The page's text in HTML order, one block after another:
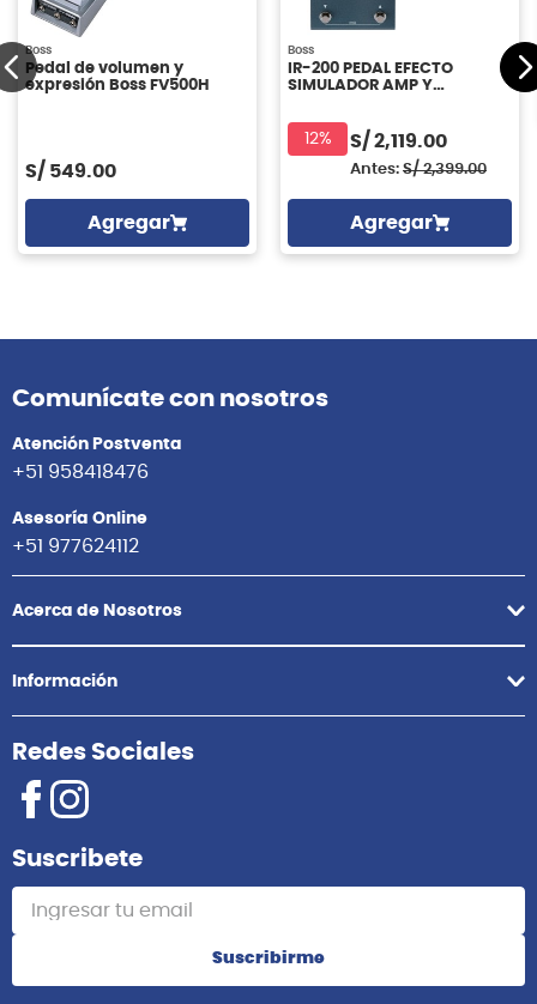
Boss
Pedal de volumen y
expresión Boss FV500H
S/ 549.00
Agregar
Boss
IR-200 PEDAL EFECTO
SIMULADOR AMP Y
12% S/ 2,119.00
Antes: S/ 2,399.00
Agregar
Comunícate con nosotros
Atención Postventa
+51 958418476
Asesoría Online
+51 977624112
Acerca de Nosotros
Información
Redes Sociales
Suscribete
Suscribirme